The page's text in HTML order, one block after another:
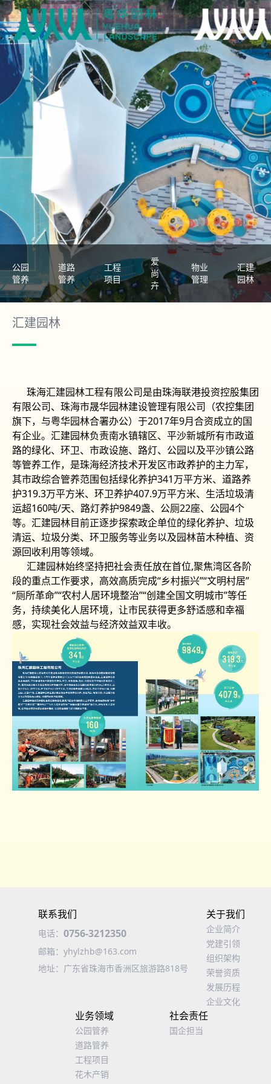
公园
管养
道路
管养
工程
项目
爱
尚
卉
物业
管理
汇建
园林
汇建园林
珠海汇建园林工程有限公司是由珠海联港投资控股集团
有限公司、珠海市晟华园林建设管理有限公司（农控集团
旗下，与粤华园林合署办公）于2017年9月合资成立的国
有企业。汇建园林负责南水镇辖区、平沙新城所有市政道
路的绿化、环卫、市政设施、路灯、公园以及平沙镇公路
等管养工作，是珠海经济技术开发区市政养护的主力军，
其市政综合管养范围包括绿化养护341万平方米、道路养
护319.3万平方米、环卫养护407.9万平方米、生活垃圾清
运超160吨/天、路灯养护9849盏、公厕22座、公园4个
等。汇建园林目前正逐步探索政企单位的绿化养护、垃圾
清运、垃圾分类、环卫服务等业务以及园林苗木种植、资
源回收利用等领域。
汇建园林始终坚持把社会责任放在首位,聚焦湾区各阶
段的重点工作要求，高效高质完成“乡村振兴”“文明村居”
“厕所革命”“农村人居环境整治”“创建全国文明城市”等任
务，持续美化人居环境，让市⺠获得更多舒适感和幸福
感，实现社会效益与经济效益双丰收。
联系我们
电话： 0756-3212350
邮箱： yhylzhb@163.com
地址： 广东省珠海市香洲区旅游路818号
关于我们
企业简介
党建引领
组织架构
荣誉资质
发展历程
企业文化
业务领域
公园管养
道路管养
工程项目
花木产销
社会责任
国企担当